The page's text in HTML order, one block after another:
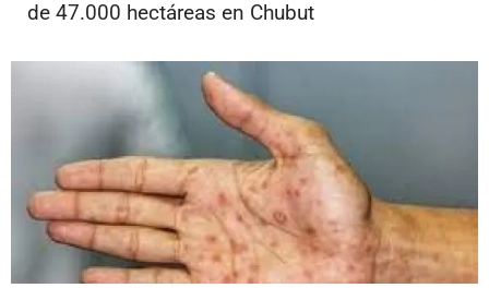
de 47.000 hectáreas en Chubut